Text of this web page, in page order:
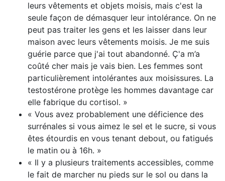
leurs vêtements et objets moisis, mais c'est la
seule façon de démasquer leur intolérance. On ne
peut pas traiter les gens et les laisser dans leur
maison avec leurs vêtements moisis. Je me suis
guérie parce que j'ai tout abandonné. Ç'a m’a
coûté cher mais je vais bien. Les femmes sont
particulièrement intolérantes aux moisissures. La
testostérone protège les hommes davantage car
elle fabrique du cortisol. »
« Vous avez probablement une déficience des
surrénales si vous aimez le sel et le sucre, si vous
êtes étourdis en vous tenant debout, ou fatigués
le matin ou à 16h. »
« Il y a plusieurs traitements accessibles, comme
le fait de marcher nu pieds sur le sol ou dans la